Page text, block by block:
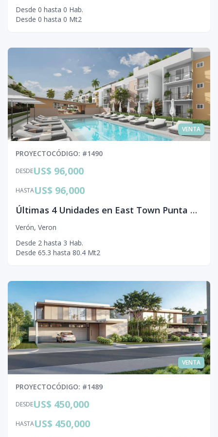
Desde 0 hasta 0 Hab.
Desde 0 hasta 0 Mt2
VENTA
PROYECTOCÓDIGO: #1490
DESDEUS$ 96,000
HASTAUS$ 96,000
Últimas 4 Unidades en East Town Punta Cana
Verón, Veron
Desde 2 hasta 3 Hab.
Desde 65.3 hasta 80.4 Mt2
VENTA
PROYECTOCÓDIGO: #1489
DESDEUS$ 450,000
HASTAUS$ 450,000